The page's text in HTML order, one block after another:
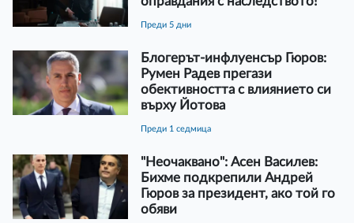
преди 5 дни
Блогерът-инфлуенсър Гюров:
Румен Радев прегази
обективността с влиянието си
върху Йотова
преди 1 седмица
"Неочаквано": Асен Василев:
Бихме подкрепили Андрей
Гюров за президент, ако той го
обяви